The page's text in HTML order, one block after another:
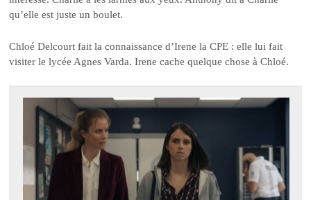
qu’elle est juste un boulet.
Chloé Delcourt fait la connaissance d’Irene la CPE : elle lui fait
visiter le lycée Agnes Varda. Irene cache quelque chose à Chloé.